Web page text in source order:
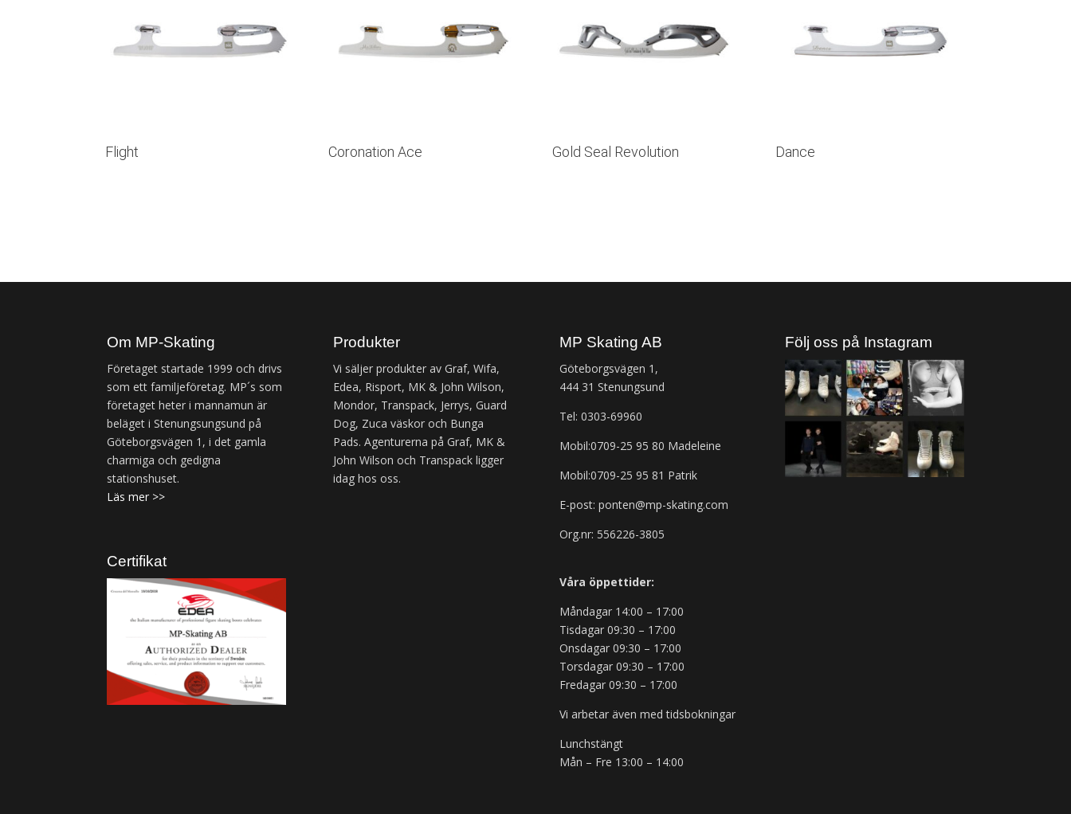
Flight Coronation Ace Gold Seal Revolution Dance
Om MP-Skating
Företaget startade 1999 och drivs
som ett familjeföretag. MP´s som
företaget heter i mannamun är
beläget i Stenungsungsund på
Göteborgsvägen 1, i det gamla
charmiga och gedigna
stationshuset.
Läs mer >>
Certifikat
Produkter
Vi säljer produkter av Graf, Wifa,
Edea, Risport, MK & John Wilson,
Mondor, Transpack, Jerrys, Guard
Dog, Zuca väskor och Bunga
Pads. Agenturerna på Graf, MK &
John Wilson och Transpack ligger
idag hos oss.
MP Skating AB
Göteborgsvägen 1,
444 31 Stenungsund
Tel: 0303-69960
Mobil:0709-25 95 80 Madeleine
Mobil:0709-25 95 81 Patrik
E-post: ponten@mp-skating.com
Org.nr: 556226-3805
Våra öppettider:
Måndagar 14:00 – 17:00
Tisdagar 09:30 – 17:00
Onsdagar 09:30 – 17:00
Torsdagar 09:30 – 17:00
Fredagar 09:30 – 17:00
Vi arbetar även med tidsbokningar
Lunchstängt
Mån – Fre 13:00 – 14:00
Följ oss på Instagram